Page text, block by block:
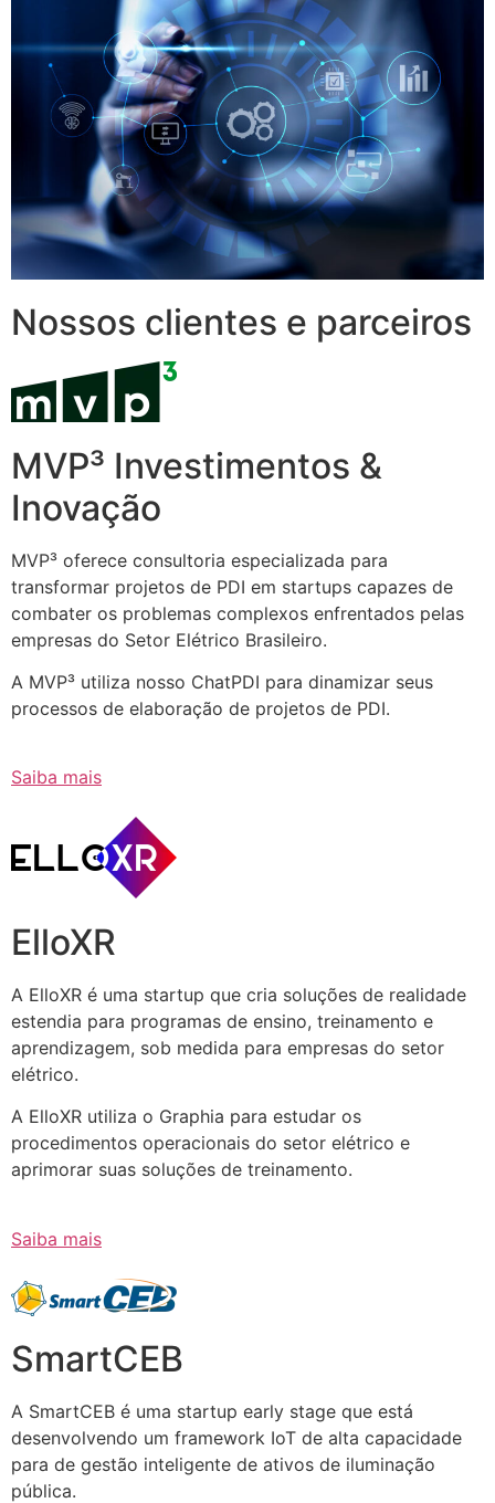
Nossos clientes e parceiros
MVP³ Investimentos &
Inovação
MVP³ oferece consultoria especializada para
transformar projetos de PDI em startups capazes de
combater os problemas complexos enfrentados pelas
empresas do Setor Elétrico Brasileiro.
A MVP³ utiliza nosso ChatPDI para dinamizar seus
processos de elaboração de projetos de PDI.
Saiba mais
ElloXR
A ElloXR é uma startup que cria soluções de realidade
estendia para programas de ensino, treinamento e
aprendizagem, sob medida para empresas do setor
elétrico.
A ElloXR utiliza o Graphia para estudar os
procedimentos operacionais do setor elétrico e
aprimorar suas soluções de treinamento.
Saiba mais
SmartCEB
A SmartCEB é uma startup early stage que está
desenvolvendo um framework IoT de alta capacidade
para de gestão inteligente de ativos de iluminação
pública.